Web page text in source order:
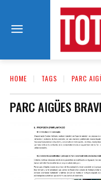
HOME TAGS PARC
PARC AIGÜES